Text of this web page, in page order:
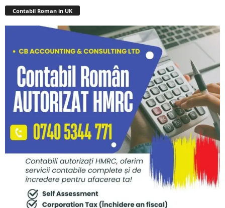
Contabil Roman in UK